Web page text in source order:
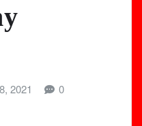
2021 0